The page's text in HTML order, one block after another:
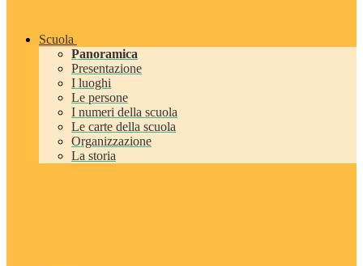
Scuola
Panoramica
Presentazione
I luoghi
Le persone
I numeri della scuola
Le carte della scuola
Organizzazione
La storia